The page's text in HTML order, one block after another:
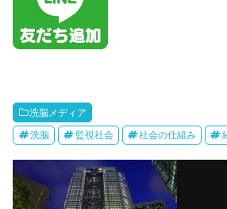
洗脳メディア
洗脳 監視社会 社会の仕組み